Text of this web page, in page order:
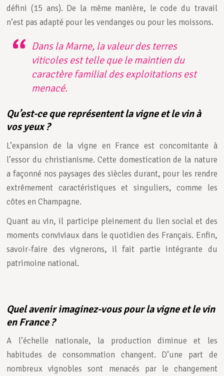
défini (15 ans). De la même manière, le code du travail
n’est pas adapté pour les vendanges ou pour les moissons.
Dans la Marne, la valeur des terres
viticoles est telle que le maintien du
caractère familial des exploitations est
menacé.
Qu’est-ce que représentent la vigne et le vin à
vos yeux ?
L’expansion de la vigne en France est concomitante à
l’essor du christianisme. Cette domestication de la nature
a façonné nos paysages des siècles durant, pour les rendre
extrêmement caractéristiques et singuliers, comme les
côtes en Champagne.
Quant au vin, il participe pleinement du lien social et des
moments conviviaux dans le quotidien des Français. Enfin,
savoir-faire des vignerons, il fait partie intégrante du
patrimoine national.
Quel avenir imaginez-vous pour la vigne et le vin
en France ?
A l’échelle nationale, la production diminue et les
habitudes de consommation changent. D’une part de
nombreux vignobles sont menacés par le changement